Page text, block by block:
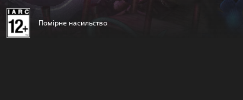
Помірне насильство